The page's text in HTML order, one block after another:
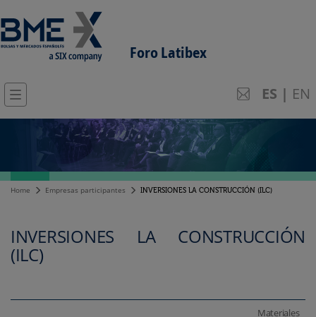
Foro Latibex
ES | EN
Home Empresas participantes INVERSIONES LA CONSTRUCCIÓN (ILC)
INVERSIONES LA CONSTRUCCIÓN
(ILC)
Materiales